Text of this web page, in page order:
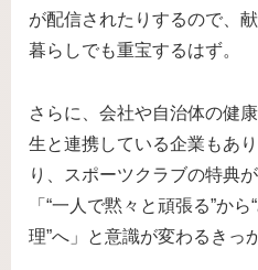
が配信されたりするので、
暮らしでも重宝するはず。
さらに、会社や自治体の健
生と連携している企業もあ
り、スポーツクラブの特典
「“一人で黙々と頑張る”か
理”へ」と意識が変わるきっ